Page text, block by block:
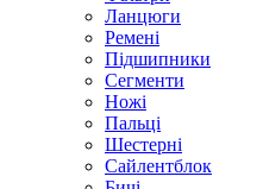
Ланцюги
Ремені
Підшипники
Сегменти
Ножі
Пальці
Шестерні
Сайлентблок